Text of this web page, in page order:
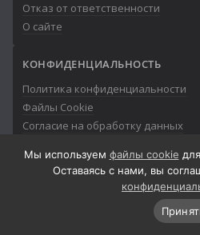
Отказ от ответственности
О сайте
КОНФИДЕНЦИАЛЬНОСТЬ
Политика конфиденциальности
Файлы Cookie
Согласие на обработку данных
© 2013-2026
Мы используем файлы cookie
Оставаясь с нами, вы